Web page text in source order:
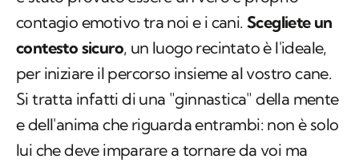
è stato provato essere un vero e proprio
contagio emotivo tra noi e i cani.Scegliete un
contesto sicuro, un luogo recintato è l'ideale,
per iniziare il percorso insieme al vostro cane.
Si tratta infatti di una "ginnastica" della mente
e dell'anima che riguarda entrambi: non è solo